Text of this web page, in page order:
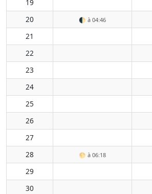
19
20 🌓 à 04:46
21
22
23
24
25
26
27
28
🌕 à 06:18
29
30